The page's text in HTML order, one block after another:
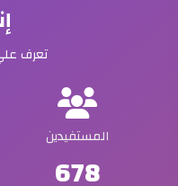
تعرف
المستفيدين
678